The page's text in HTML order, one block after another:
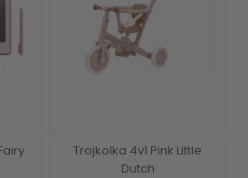
Trojkolka 4v1 Pink Little
Dutch